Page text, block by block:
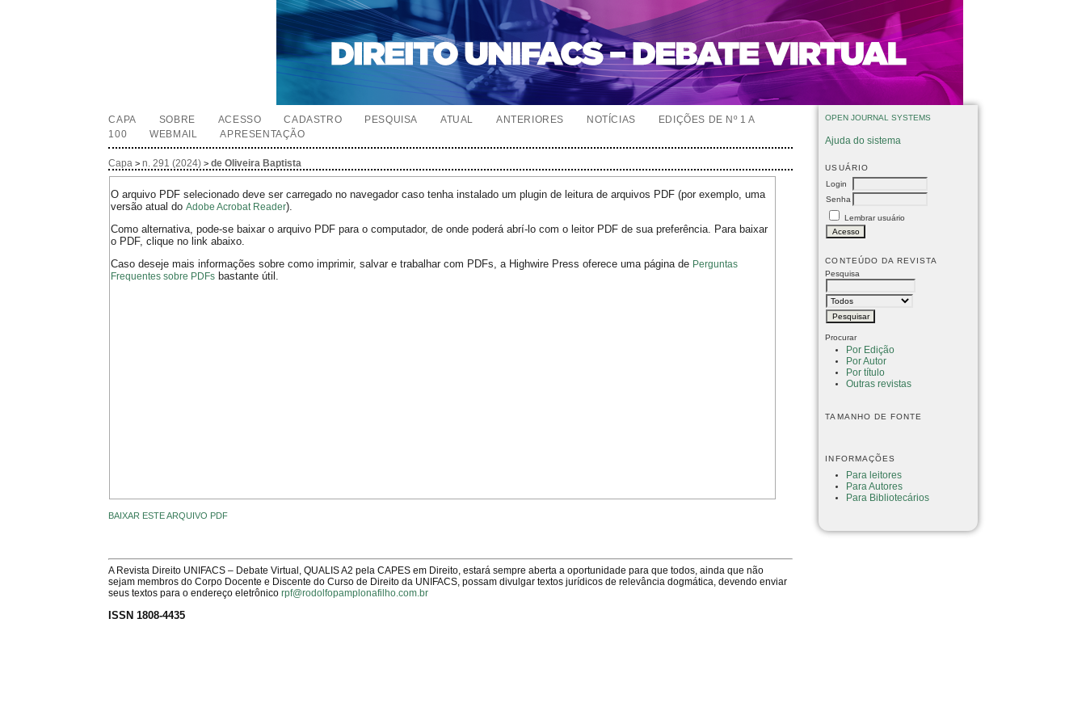
OPEN JOURNAL SYSTEMS
Ajuda do sistema
USUÁRIO
Login
Senha
Lembrar usuário
CONTEÚDO DA REVISTA
Pesquisa
Procurar
Por Edição
Por Autor
Por título
Outras revistas
TAMANHO DE FONTE
INFORMAÇÕES
Para leitores
Para Autores
Para Bibliotecários
CAPA SOBRE ACESSO CADASTRO PESQUISA ATUAL ANTERIORES NOTÍCIAS
EDIÇÕES DE Nº 1 A
100
WEBMAIL APRESENTAÇÃO
Capa >n. 291 (2024) >de Oliveira Baptista
O arquivo PDF selecionado deve ser carregado no navegador caso tenha instalado um plugin de leitura de arquivos PDF (por exemplo, uma
versão atual doAdobe Acrobat Reader).
Como alternativa, pode-se baixar o arquivo PDF para o computador, de onde poderá abrí-lo com o leitor PDF de sua preferência. Para baixar
o PDF, clique no link abaixo.
Caso deseje mais informações sobre como imprimir, salvar e trabalhar com PDFs, a Highwire Press oferece uma página de Perguntas
Frequentes sobre PDFs bastante útil.
BAIXAR ESTE ARQUIVO PDF
A Revista Direito UNIFACS – Debate Virtual, QUALIS A2 pela CAPES em Direito, estará sempre aberta a oportunidade para que todos, ainda que não
sejam membros do Corpo Docente e Discente do Curso de Direito da UNIFACS, possam divulgar textos jurídicos de relevância dogmática, devendo enviar
seus textos para o endereço eletrônicorpf@rodolfopamplonafilho.com.br
ISSN 1808-4435